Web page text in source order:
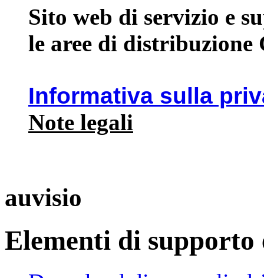
Sito web di servizio e
le aree di distribuzione
Informativa sulla
Note legali
auvisio
Elementi di supporto